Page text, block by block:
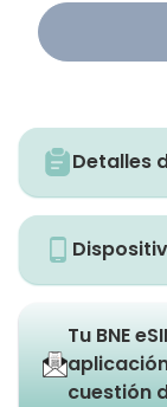
Detalles
Tu BNE
cuestión